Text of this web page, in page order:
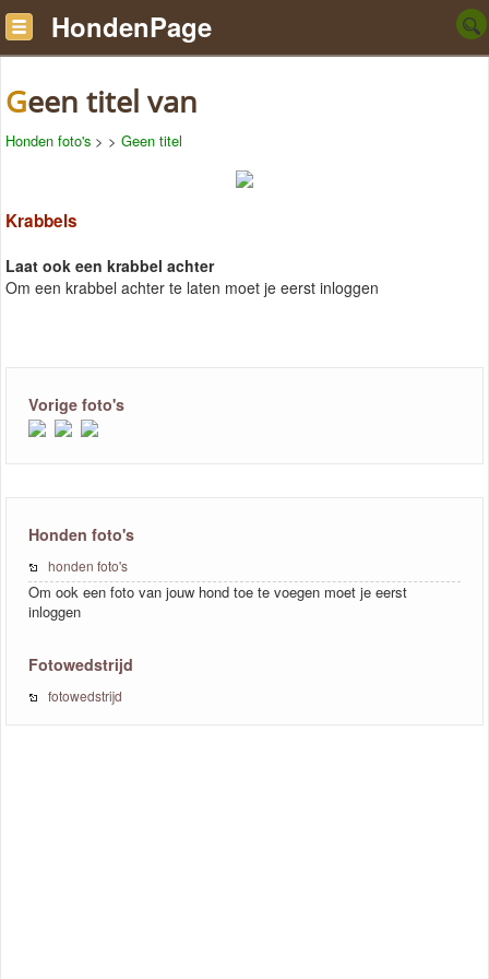
HondenPage
Geen titel van
Honden foto's > > Geen titel
Krabbels
Laat ook een krabbel achter
Om een krabbel achter te laten moet je eerst inloggen
Vorige foto's
Honden foto's
honden foto's
Om ook een foto van jouw hond toe te voegen moet je eerst
inloggen
Fotowedstrijd
fotowedstrijd